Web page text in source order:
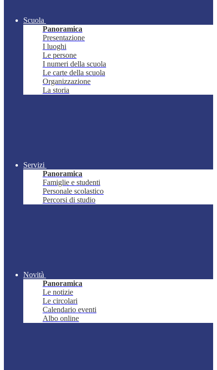
Scuola
Panoramica
Presentazione
I luoghi
Le persone
I numeri della scuola
Le carte della scuola
Organizzazione
La storia
Servizi
Panoramica
Famiglie e studenti
Personale scolastico
Percorsi di studio
Novità
Panoramica
Le notizie
Le circolari
Calendario eventi
Albo online